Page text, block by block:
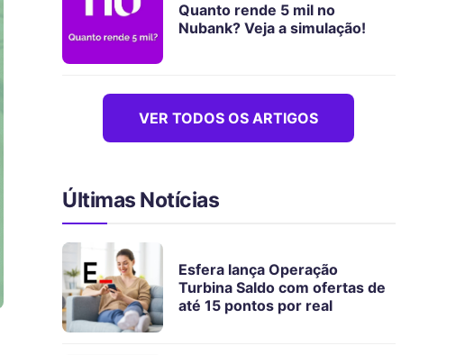
Quanto rende 5 mil no
Nubank? Veja a simulação!
VER TODOS OS ARTIGOS
Últimas Notícias
Esfera lança Operação
Turbina Saldo com ofertas de
até 15 pontos por real